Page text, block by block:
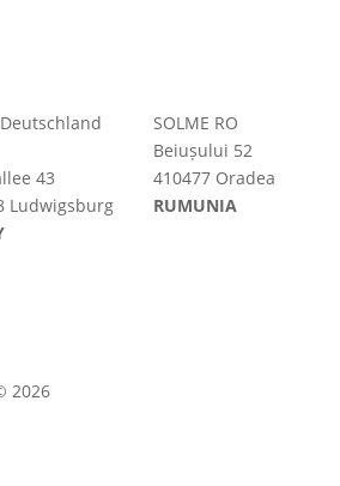
Deutschland
43
Ludwigsburg
SOLME RO
Beiușului 52
410477 Oradea
RUMUNIA
2026